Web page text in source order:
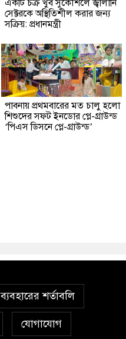
একটি চক্র খুব সুকৌশলে জ্বালানি
সেক্টরকে অস্থিতিশীল করার জন্য
সক্রিয়: প্রধানমন্ত্রী
পাবনায় প্রথমবারের মত চালু হলো
শিশুদের সফট ইনডোর প্লে-গ্রাউন্ড
‘পিএস ডিসনে প্লে-গ্রাউন্ড’
ব্যবহারের শর্তাবলি
যোগাযোগ